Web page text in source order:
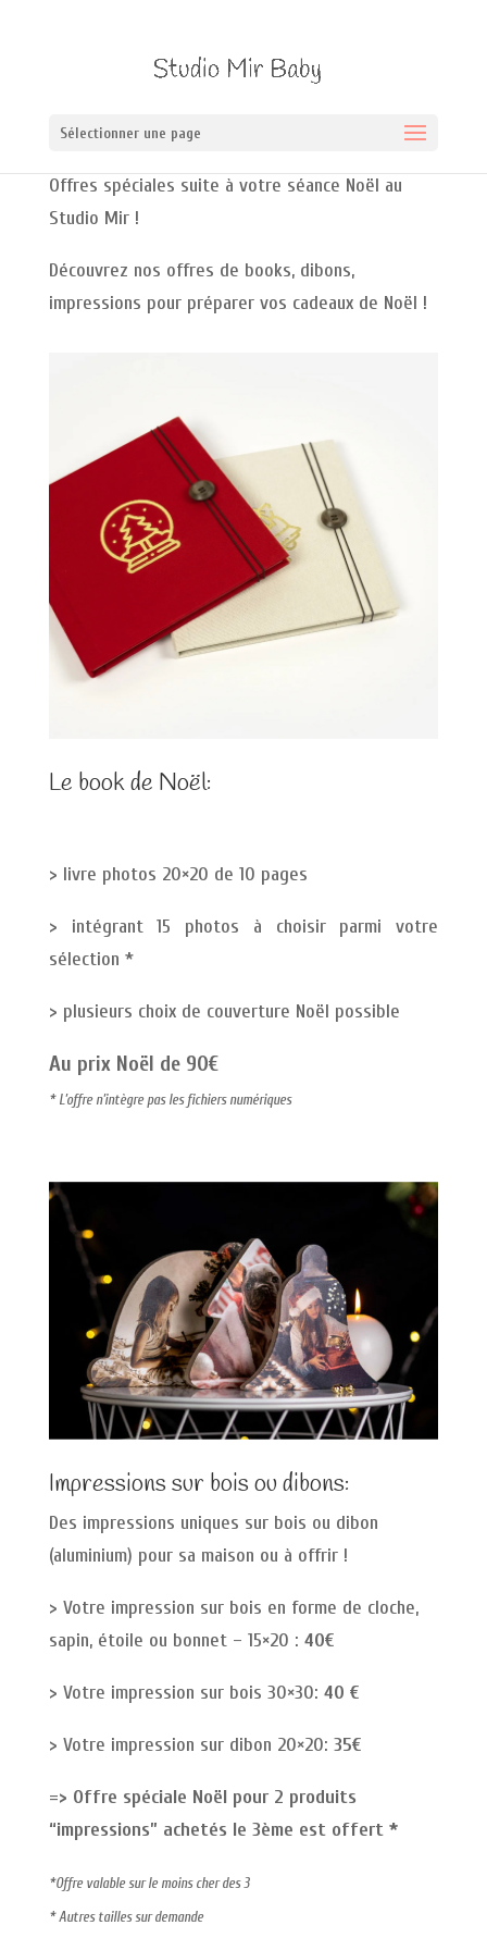
Sélectionner une page
Offres spéciales suite à votre séance Noël au
Studio Mir !
Découvrez nos offres de books, dibons,
impressions pour préparer vos cadeaux de Noël !
Le book de Noël:
> livre photos 20×20 de 10 pages
> intégrant 15 photos à choisir parmi votre
sélection *
> plusieurs choix de couverture Noël possible
Au prix Noël de 90€
* L’offre n’intègre pas les fichiers numériques
Impressions sur bois ou dibons:
Des impressions uniques sur bois ou dibon
(aluminium) pour sa maison ou à offrir !
> Votre impression sur bois en forme de cloche,
sapin, étoile ou bonnet – 15×20 : 40€
> Votre impression sur bois 30×30: 40 €
> Votre impression sur dibon 20×20: 35€
=> Offre spéciale Noël pour 2 produits
“impressions” achetés le 3ème est offert *
*Offre valable sur le moins cher des 3
* Autres tailles sur demande